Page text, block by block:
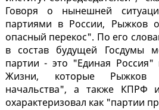
Говоря о нынешней
партиями в России, Рыжков
опасный перекос". По его
в состав будущей Госдумы
партии - это "Единая Россия"
Жизни, которые Рыжков
начальства", а также КПРФ
охарактеризовал как "партии